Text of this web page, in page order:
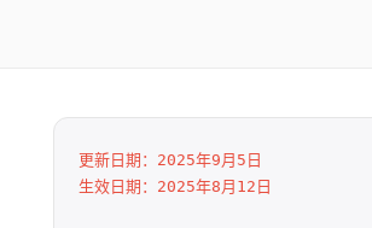
更新日期：2025年9月5日
生效日期：2025年8月12日